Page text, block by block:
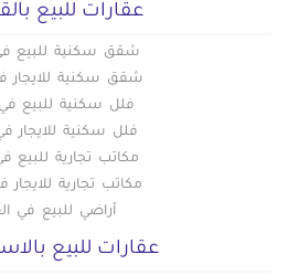
عقارات للبيع
شقق سكنية للبيع في
شقق سكنية للايجار
فلل سكنية للبيع في
فلل سكنية للايجار
مكاتب تجارية للبيع
مكاتب تجارية للايجار
أراضي للبيع في
عقارات للبيع